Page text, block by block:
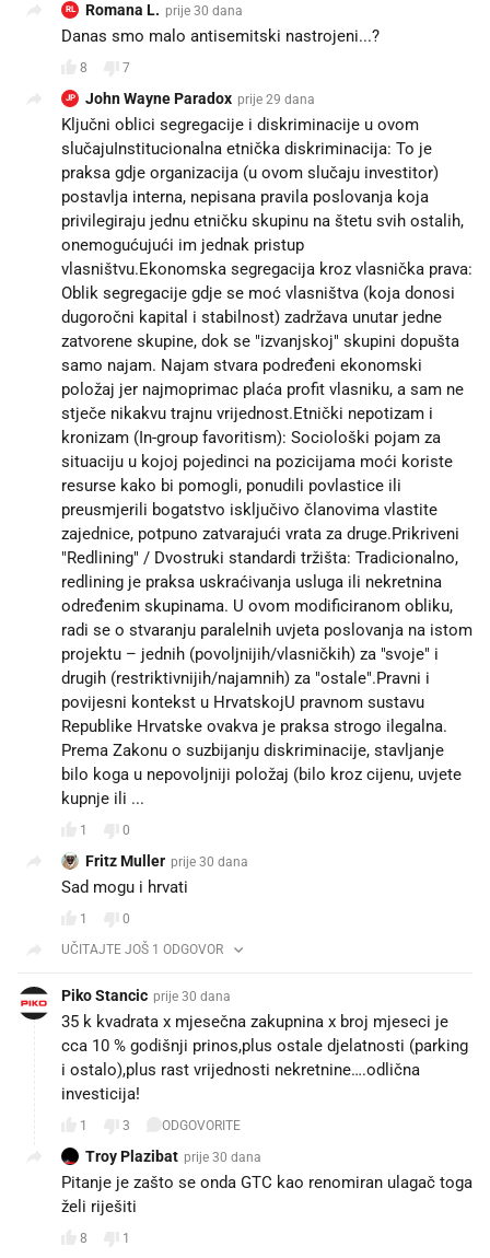
RL Romana L. prije 30 dana
Danas smo malo antisemitski nastrojeni...?
8 7
JP John Wayne Paradox prije 29 dana
Ključni oblici segregacije i diskriminacije u ovom
slučajuInstitucionalna etnička diskriminacija: To je
praksa gdje organizacija (u ovom slučaju investitor)
postavlja interna, nepisana pravila poslovanja koja
privilegiraju jednu etničku skupinu na štetu svih ostalih,
onemogućujući im jednak pristup
vlasništvu.Ekonomska segregacija kroz vlasnička prava:
Oblik segregacije gdje se moć vlasništva (koja donosi
dugoročni kapital i stabilnost) zadržava unutar jedne
zatvorene skupine, dok se "izvanjskoj" skupini dopušta
samo najam. Najam stvara podređeni ekonomski
položaj jer najmoprimac plaća profit vlasniku, a sam ne
stječe nikakvu trajnu vrijednost.Etnički nepotizam i
kronizam (In-group favoritism): Sociološki pojam za
situaciju u kojoj pojedinci na pozicijama moći koriste
resurse kako bi pomogli, ponudili povlastice ili
preusmjerili bogatstvo isključivo članovima vlastite
zajednice, potpuno zatvarajući vrata za druge.Prikriveni
"Redlining" / Dvostruki standardi tržišta: Tradicionalno,
redlining je praksa uskraćivanja usluga ili nekretnina
određenim skupinama. U ovom modificiranom obliku,
radi se o stvaranju paralelnih uvjeta poslovanja na istom
projektu – jednih (povoljnijih/vlasničkih) za "svoje" i
drugih (restriktivnijih/najamnih) za "ostale".Pravni i
povijesni kontekst u HrvatskojU pravnom sustavu
Republike Hrvatske ovakva je praksa strogo ilegalna.
Prema Zakonu o suzbijanju diskriminacije, stavljanje
bilo koga u nepovoljniji položaj (bilo kroz cijenu, uvjete
kupnje ili ...
1 0
Fritz Muller prije 30 dana
Sad mogu i hrvati
1
0
UČITAJTE JOŠ 1 ODGOVOR
Piko Stancic prije 30 dana
35 k kvadrata x mjesečna zakupnina x broj mjeseci je
cca 10 % godišnji prinos,plus ostale djelatnosti (parking
i ostalo),plus rast vrijednosti nekretnine….odlična
investicija! 👍
1 3 ODGOVORITE
Troy Plazibat prije 30 dana
Pitanje je zašto se onda GTC kao renomiran ulagač toga
želi riješiti
8 1